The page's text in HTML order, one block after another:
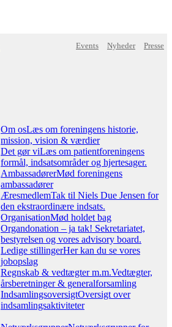
Events Nyheder Presse
Om osLæs om foreningens historie,
mission, vision & værdier
Det gør viLæs om patientforeningens
formål, indsatsområder og hjertesager.
AmbassadørerMød foreningens
ambassadører
ÆresmedlemTak til Niels Due Jensen for
den ekstraordinære indsats.
OrganisationMød holdet bag
Organdonation – ja tak! Sekretariatet,
bestyrelsen og vores advisory board.
Ledige stillingerHer kan du se vores
jobopslag
Regnskab & vedtægter m.m.Vedtægter,
årsberetninger & generalforsamling
IndsamlingsoversigtOversigt over
indsamlingsaktiviteter